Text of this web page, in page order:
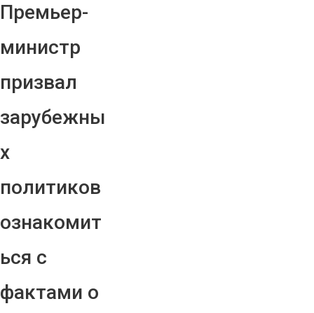
Премьер-
министр
призвал
зарубежны
х
политиков
ознакомит
ься с
фактами о